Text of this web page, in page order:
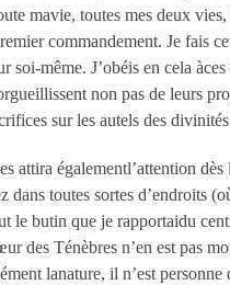
mavie, toutes mes deux
commandement. Je fais
soi-même. J’obéis en cela
non pas de leurs
sur les autels des
attira égalementl’attention
dans toutes sortes d’endroits
le butin que je rapportaidu
des Ténèbres n’en est pas
lanature, il n’est